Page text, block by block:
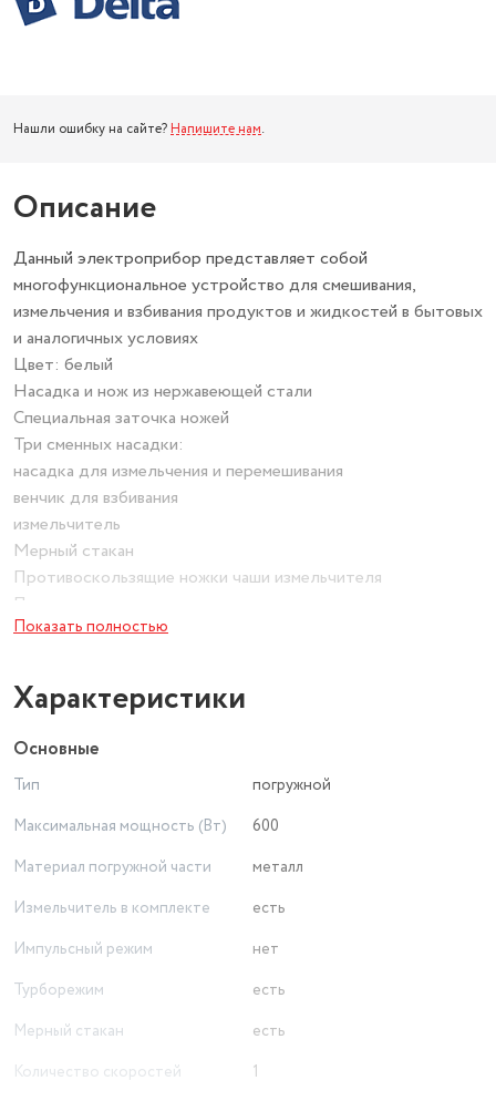
Нашли ошибку на сайте? Напишите нам.
Описание
Данный электроприбор представляет собой
многофункциональное устройство для смешивания,
измельчения и взбивания продуктов и жидкостей в бытовых
и аналогичных условиях
Цвет: белый
Насадка и нож из нержавеющей стали
Специальная заточка ножей
Три сменных насадки:
насадка для измельчения и перемешивания
венчик для взбивания
измельчитель
Мерный стакан
Противоскользящие ножки чаши измельчителя
Петелька для подвешивания
Плавная регулировка скорости
Упаковка: цветная коробка
Показать полностью
Характеристики
Основные
Тип
погружной
Максимальная мощность (Вт)
600
Материал погружной части
металл
Измельчитель в комплекте
есть
Импульсный режим
нет
Турборежим
есть
Мерный стакан
есть
Количество скоростей
1